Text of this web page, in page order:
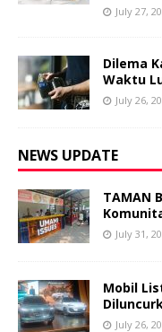
July 27,
Dilema
Waktu
July 26,
NEWS UPDATE
TAMAN
July 31,
Mobil
July 26,